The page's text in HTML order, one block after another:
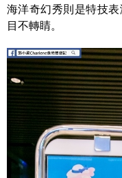
海洋奇幻秀則是特技
目不轉睛。